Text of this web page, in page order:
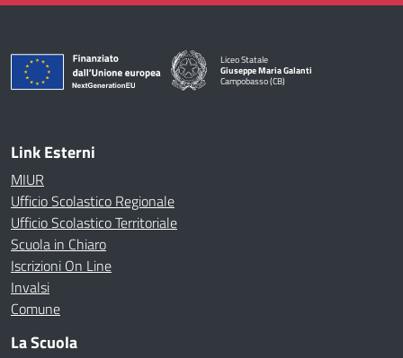
Liceo Statale
Giuseppe Maria Galanti
Campobasso (CB)
— Visita la pagina iniziale della scuola
Link Esterni
MIUR
Ufficio Scolastico Regionale
Ufficio Scolastico Territoriale
Scuola in Chiaro
Iscrizioni On Line
Invalsi
Comune
La Scuola